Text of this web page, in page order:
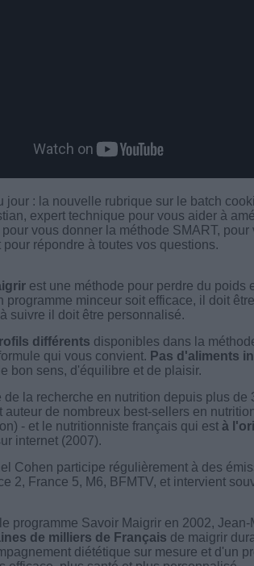
jour : la nouvelle rubrique sur le batch
expert technique pour vous aider à
vous donner la méthode SMART, pour
pour répondre à toutes vos questions.
est une méthode pour perdre du poids
programme minceur soit efficace, il doit
suivre il doit être personnalisé.
différents disponibles dans la
qui vous convient. Pas d'aliments
bon sens, d'équilibre et de plaisir.
de la recherche en nutrition depuis plus de
auteur de nombreux best-sellers en
- et le nutritionniste français qui est à
internet (2007).
Cohen participe régulièrement à des
2, France 5, M6, BFMTV, et intervient
programme Savoir Maigrir en 2002,
de milliers de Français de maigrir
diététique sur mesure et d'un